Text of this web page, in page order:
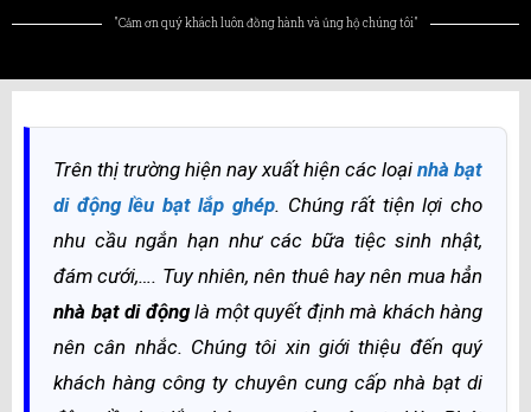
"Cảm ơn quý khách luôn đồng hành và ủng hộ chúng tôi"
Trên thị trường hiện nay xuất hiện các loại nhà bạt
di động lều bạt lắp ghép. Chúng rất tiện lợi cho
nhu cầu ngắn hạn như các bữa tiệc sinh nhật,
đám cưới,…. Tuy nhiên, nên thuê hay nên mua hẳn
nhà bạt di độnglà một quyết định mà khách hàng
nên cân nhắc. Chúng tôi xin giới thiệu đến quý
khách hàng công ty chuyên cung cấp nhà bạt di